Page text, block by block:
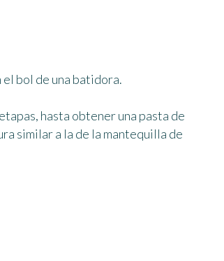
bol de una batidora.
hasta obtener una pasta de
similar a la de la mantequilla de